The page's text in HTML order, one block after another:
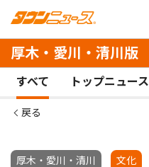
厚木・愛川・清川版
すべて トップニュース
戻る
厚木・愛川・清川 文化